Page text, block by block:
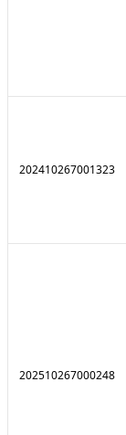
202410267001323
202510267000248